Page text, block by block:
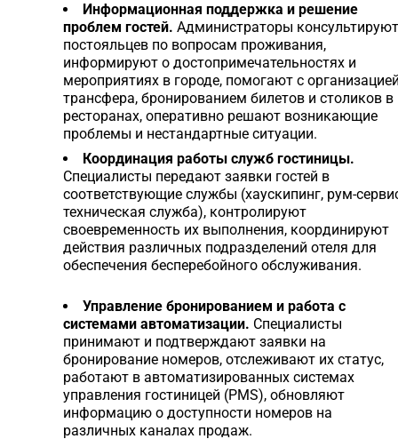
Информационная поддержка и решение
проблем гостей. Администраторы консультируют
постояльцев по вопросам проживания,
информируют о достопримечательностях и
мероприятиях в городе, помогают с
трансфера, бронированием билетов и столиков в
ресторанах, оперативно решают возникающие
проблемы и нестандартные ситуации.
Координация работы служб гостиницы.
Специалисты передают заявки гостей в
соответствующие службы (хаускипинг, рум-
техническая служба), контролируют
своевременность их выполнения, координируют
действия различных подразделений отеля для
обеспечения бесперебойного обслуживания.
Управление бронированием и работа с
системами автоматизации. Специалисты
принимают и подтверждают заявки на
бронирование номеров, отслеживают их статус,
работают в автоматизированных системах
управления гостиницей (PMS), обновляют
информацию о доступности номеров на
различных каналах продаж.